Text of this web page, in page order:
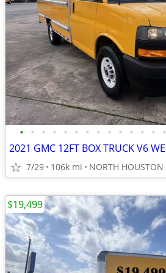
• • • • • • • • • • • • • •
7/29 106k mi NORTH HOUSTON
$19,499